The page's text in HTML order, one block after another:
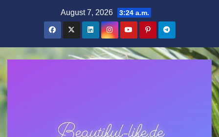
August 7, 2026 3:24 a.m.